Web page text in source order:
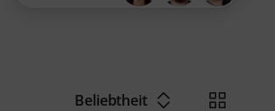
Beliebtheit